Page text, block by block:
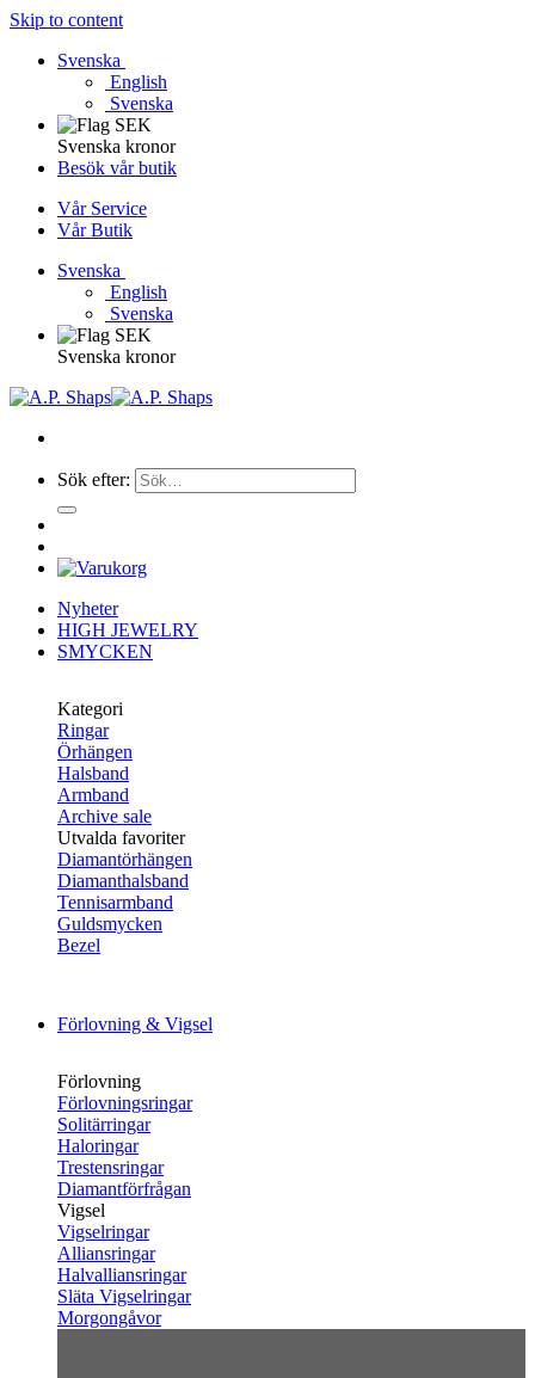
Skip to content
Svenska
English
Svenska
Svenska kronor
Besök vår butik
Vår Service
Vår Butik
Svenska
English
Svenska
Svenska kronor
Sök efter:
Nyheter
HIGH JEWELRY
SMYCKEN
Kategori
Ringar
Örhängen
Halsband
Armband
Archive sale
Utvalda favoriter
Diamantörhängen
Diamanthalsband
Tennisarmband
Guldsmycken
Bezel
Förlovning & Vigsel
Förlovning
Förlovningsringar
Solitärringar
Haloringar
Trestensringar
Diamantförfrågan
Vigsel
Vigselringar
Alliansringar
Halvalliansringar
Släta Vigselringar
Morgongåvor